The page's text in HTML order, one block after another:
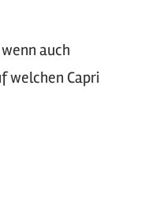
auch
welchen Capri